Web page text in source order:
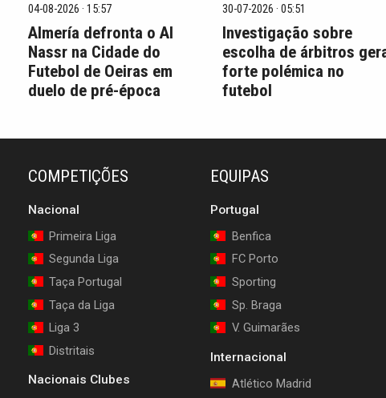
04-08-2026 · 15:57
Almería defronta o Al
Nassr na Cidade do
Futebol de Oeiras em
duelo de pré-época
30-07-2026 · 05:51
Investigação sobre
escolha de árbitros
forte polémica no
futebol
COMPETIÇÕES
Nacional
Primeira Liga
Segunda Liga
Taça Portugal
Taça da Liga
Liga 3
Distritais
Nacionais Clubes
EQUIPAS
Portugal
Benfica
FC Porto
Sporting
Sp. Braga
V. Guimarães
Internacional
Atlético Madrid